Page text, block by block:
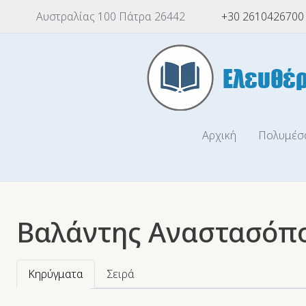
Αυστραλίας 100 Πάτρα 26442 +30 2610426700
Αρχική
Βαλάντης
Κηρύγματα Σειρά